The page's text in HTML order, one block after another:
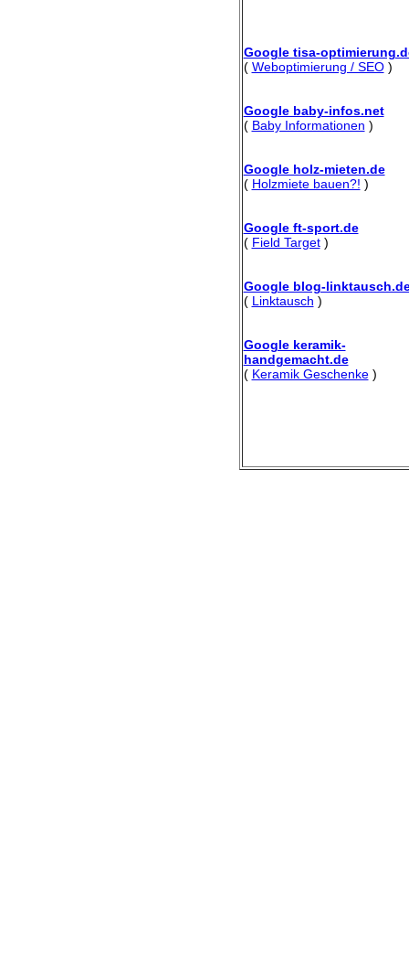
Google tisa-
( Weboptimierung / SEO)
Google baby-infos.net
( Baby Informationen )
Google holz-mieten.de
( Holzmiete bauen?! )
Google ft-sport.de
( Field Target)
Google blog-
( Linktausch )
Google keramik-
handgemacht.de
( Keramik Geschenke)